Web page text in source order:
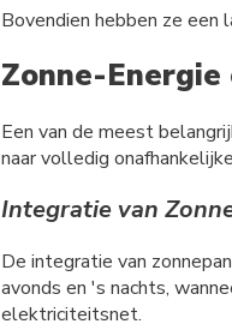
Bovendien hebben ze
Zonne-
Een van de meest
naar volledig
Integratie van
De integratie van
avonds en 's nachts,
elektriciteitsnet.